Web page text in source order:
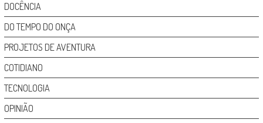
DOCÊNCIA
DO TEMPO DO ONÇA
PROJETOS DE AVENTURA
COTIDIANO
TECNOLOGIA
OPINIÃO